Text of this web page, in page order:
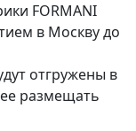
FORMANI
в Москву до
отгружены в
размещать